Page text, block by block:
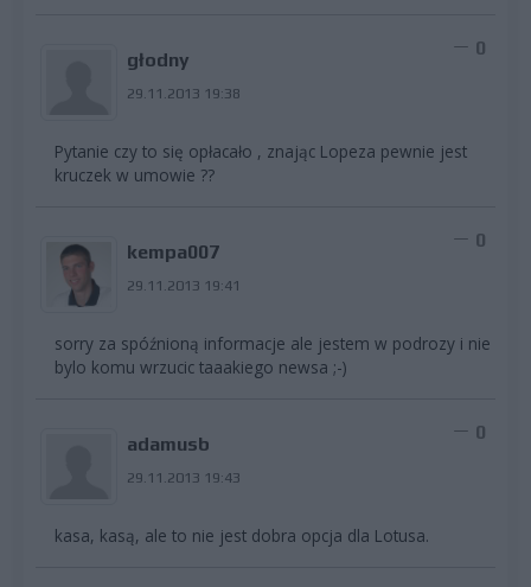
głodny
29.11.2013 19:38
0
Pytanie czy to się opłacało , znając Lopeza pewnie jest
kruczek w umowie ??
kempa007
29.11.2013 19:41
0
sorry za spóźnioną informacje ale jestem w podrozy i nie
bylo komu wrzucic taaakiego newsa ;-)
adamusb
29.11.2013 19:43
0
kasa, kasą, ale to nie jest dobra opcja dla Lotusa.